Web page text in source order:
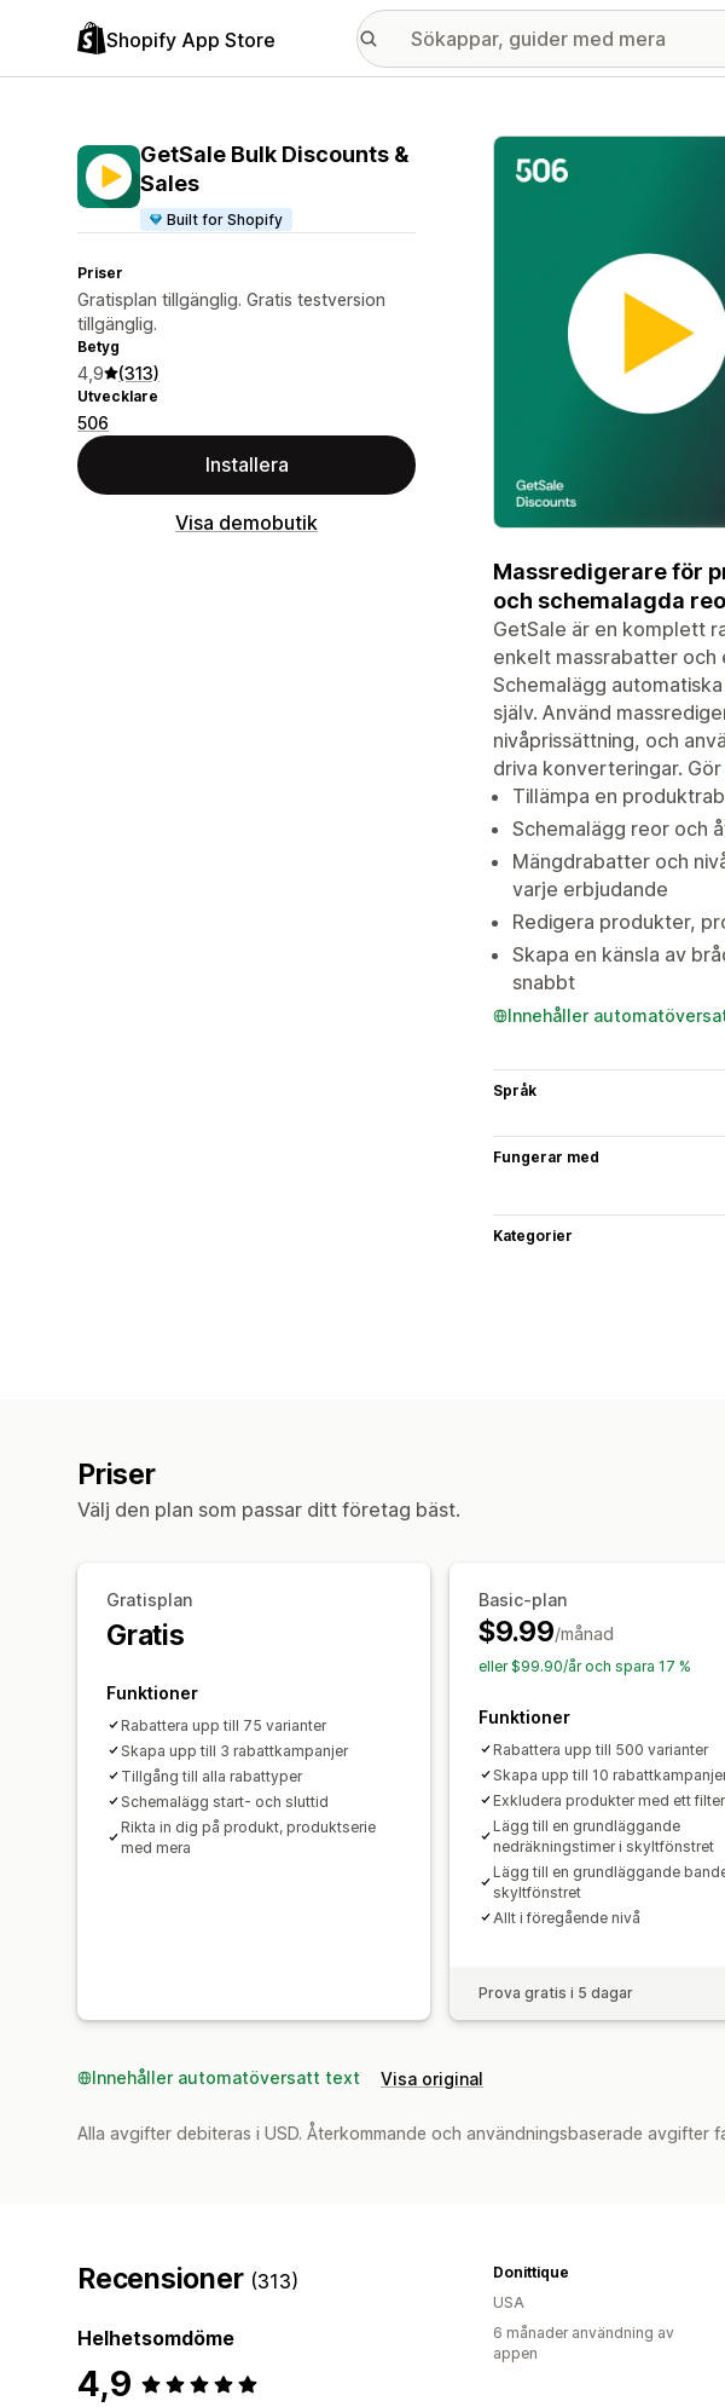
Shopify App Store
GetSale Bulk Discounts &
Sales
Built for Shopify
Priser
Gratisplan tillgänglig. Gratis testversion
tillgänglig.
Betyg
4,9 (313)
Utvecklare
506
Installera
Visa demobutik
Galleri med utvalda bilder
Massredigerare för
och schemalagda
GetSale är en komplett
enkelt massrabatter
Schemalägg
själv. Använd
nivåprissättning, och
driva konverteringar.
Tillämpa en
Schemalägg reor och
Mängdrabatter och
varje erbjudande
Redigera produkter,
Skapa en känsla av
snabbt
Innehåller
Språk
Fungerar med
Kategorier
Priser
Välj den plan som passar ditt företag bäst.
Gratisplan
Gratis
Funktioner
Rabattera upp till 75 varianter
Skapa upp till 3 rabattkampanjer
Tillgång till alla rabattyper
Schemalägg start- och sluttid
Rikta in dig på produkt, produktserie
med mera
Basic-plan
$9.99/månad
eller $99.90/år och spara 17 %
Funktioner
Rabattera upp till 500 varianter
Skapa upp till 10
Exkludera produkter med ett filter
Lägg till en grundläggande
nedräkningstimer i skyltfönstret
Lägg till en grundläggande
skyltfönstret
Allt i föregående nivå
Prova gratis i 5 dagar
Innehåller automatöversatt text Visa original
Alla avgifter debiteras i USD. Återkommande och användningsbaserade avgifter
Recensioner (313)
Helhetsomdöme
4,9
Donittique
USA
6 månader användning av
appen